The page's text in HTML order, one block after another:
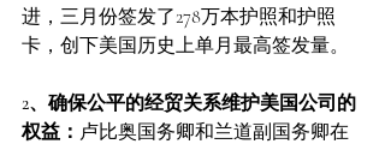
进，三月份签发了278万本护照和护照
卡，创下美国历史上单月最高签发量。
2、确保公平的经贸关系维护美国公司的
权益： 卢比奥国务卿和兰道副国务卿在